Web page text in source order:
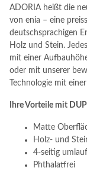
ADORIA heißt die
von enia – eine
deutschsprachigen
Holz und Stein.
mit einer
oder mit unserer
Technologie mit
Ihre Vorteile mit
Matte
Holz- und
4-seitig
Phthalatfrei